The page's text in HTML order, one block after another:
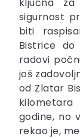
ključna
sigurnost
biti
Bistrice
radovi
još
od Zlatar
godine, no
rekao je,